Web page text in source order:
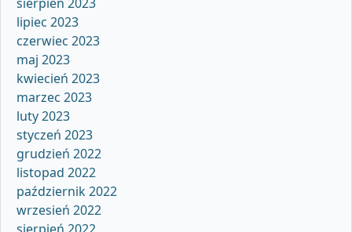
lipiec 2023
czerwiec 2023
maj 2023
kwiecień 2023
marzec 2023
luty 2023
styczeń 2023
grudzień 2022
listopad 2022
październik 2022
wrzesień 2022